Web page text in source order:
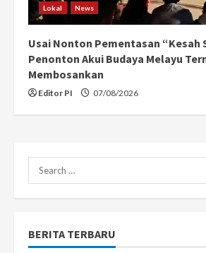
Lokal News
Usai Nonton Pementasan “Kesah
Penonton Akui Budaya Melayu
Membosankan
Editor PI 07/08/2026
Search
for:
BERITA TERBARU